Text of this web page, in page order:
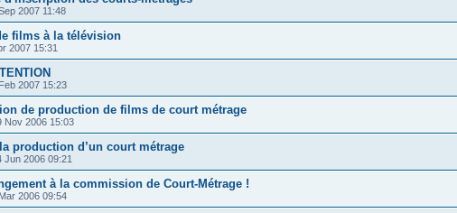
2007 11:48
films à la télévision
2007 15:31
2007 15:23
de production de films de court métrage
Nov 2006 15:03
production d’un court métrage
Jun 2006 09:21
à la commission de Court-Métrage !
2006 09:54